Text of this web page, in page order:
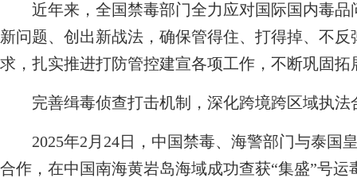
近年来，全国禁毒部门全力应对国际国内毒品
新问题、创出新战法，确保管得住、打得掉、不
求，扎实推进打防管控建宣各项工作，不断巩固
完善缉毒侦查打击机制，深化跨境跨区域执法
2025年2月24日，中国禁毒、海警部门与泰国
合作，在中国南海黄岩岛海域成功查获“集盛”号